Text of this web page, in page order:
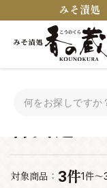
みそ漬
対象商品： 3件1件～